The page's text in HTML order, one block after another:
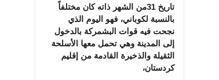
تاريخ 31من الشهر ذاته كان مختلفاً
بالنسبة لكوباني، فهو اليوم الذي
نجحت فيه قوات البشمركة بالدخول
إلى المدينة وهي تحمل معها الأسلحة
الثقيلة والذخيرة القادمة من إقليم
كردستان،